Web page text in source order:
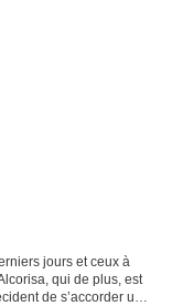
jours et ceux à
qui de plus, est
de s’accorder une